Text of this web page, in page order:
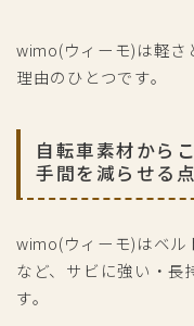
wimo(ウィーモ)は軽さ
理由のひとつです。
自転車素材から
手間を減らせる点
wimo(ウィーモ)はベル
など、サビに強い・長
す。